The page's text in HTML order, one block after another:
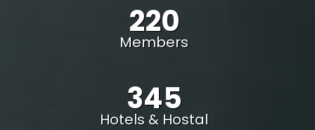
220
Members
345
Hotels & Hostal